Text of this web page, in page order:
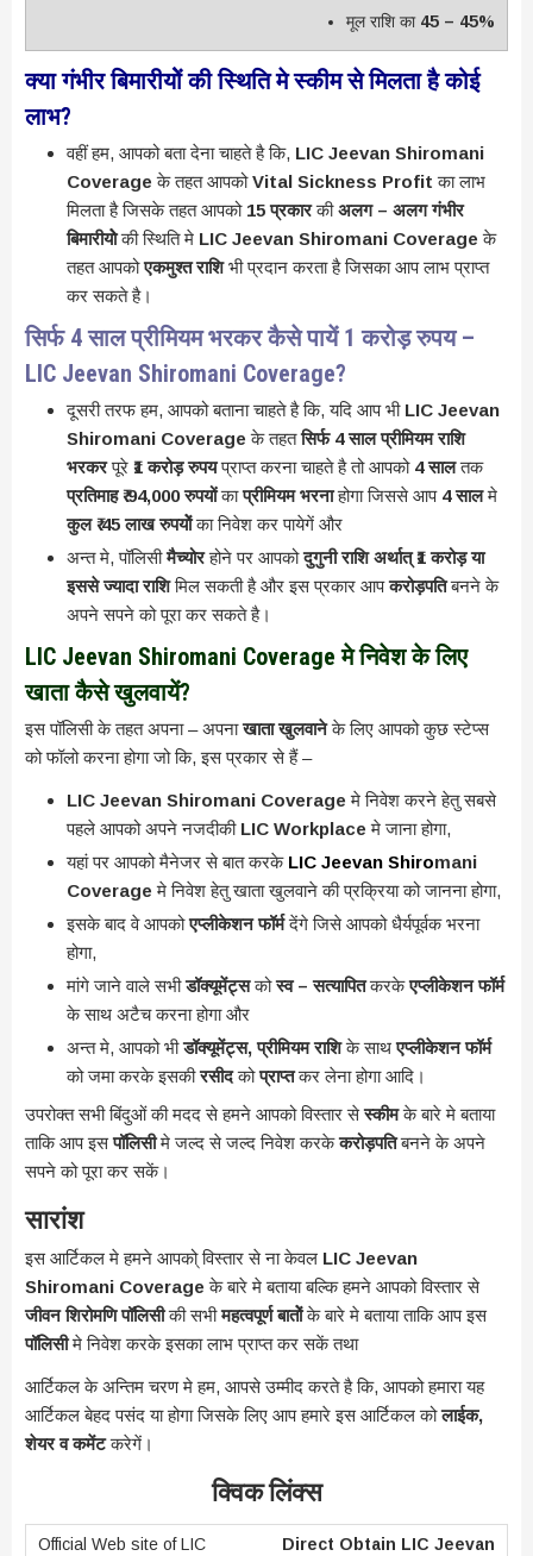
मूल राशि का 45 – 45%
क्या गंभीर बिमारीयोें की स्थिति मे स्कीम से मिलता है कोई
लाभ?
वहीं हम, आपको बता देना चाहते है कि, LIC Jeevan Shiromani
Coverage के तहत आपकोVital Sickness Profit का लाभ
मिलता है जिसके तहत आपको 15 प्रकारकीअलग – अलग गंभीर
बिमारीयोेकी स्थिति मे LIC Jeevan Shiromani Coverage के
तहत आपकोएकमुश्त राशिभी प्रदान करता है जिसका आप लाभ प्राप्त
कर सकते है।
सिर्फ 4 साल प्रीमियम भरकर कैसे पायें 1 करोड़ रुपय –
LIC Jeevan Shiromani Coverage?
दूसरी तरफ हम, आपको बताना चाहते है कि, यदि आप भी LIC Jeevan
Shiromani Coverage के तहतसिर्फ 4 साल प्रीमियम राशि
भरकरपूरे ₹1 करोड़ रुपयप्राप्त करना चाहते है तो आपको 4 सालतक
प्रतिमाह ₹ 94,000 रुपयोंकाप्रीमियम भरनाहोगा जिससे आप 4 सालमे
कुल ₹ 45 लाख रुपयोेंका निवेश कर पायेगें और
अन्त मे, पॉलिसीमैच्योरहोने पर आपकोदुगुनी राशि अर्थात् ₹1 करोड़ या
इससे ज्यादा राशिमिल सकती है और इस प्रकार आपकरोड़पतिबनने के
अपने सपने को पूरा कर सकते है।
LIC Jeevan Shiromani Coverage मे निवेश के लिए
खाता कैसे खुलवायें?
इस पॉलिसी के तहत अपना – अपनाखाता खुलवानेके लिए आपको कुछ स्टेप्स
को फॉलो करना होगा जो कि, इस प्रकार से हैं –
LIC Jeevan Shiromani Coverageमे निवेश करने हेतु सबसे
पहले आपको अपने नजदीकी LIC Workplace मे जाना होगा,
यहां पर आपको मैनेजर से बात करके LIC Jeevan Shiromani
Coverage मे निवेश हेतु खाता खुलवाने की प्रक्रिया को जानना होगा,
इसके बाद वे आपकोएप्लीकेशन फॉर्मदेंगे जिसे आपको धैर्यपूर्वक भरना
होगा,
मांगे जाने वाले सभीडॉक्यूमेंट्सकोस्व – सत्यापितकरकेएप्लीकेशन फॉर्म
के साथ अटैच करना होगा और
अन्त मे, आपको भीडॉक्यूमेंट्स, प्रीमियम राशिके साथएप्लीकेशन फॉर्म
को जमा करके इसकीरसीदकोप्राप्तकर लेना होगा आदि।
उपरोक्त सभी बिंदुओं की मदद से हमने आपको विस्तार सेस्कीमके बारे मे बताया
ताकि आप इसपॉलिसीमे जल्द से जल्द निवेश करकेकरोड़पतिबनने के अपने
सपने को पूरा कर सकें।
सारांश
इस आर्टिकल मे हमने आपको् विस्तार से ना केवल LIC Jeevan
Shiromani Coverage के बारे मे बताया बल्कि हमने आपको विस्तार से
जीवन शिरोमणि पॉलिसीकी सभीमहत्वपूर्ण बातोेंके बारे मे बताया ताकि आप इस
पॉलिसीमे निवेश करके इसका लाभ प्राप्त कर सकें तथा
आर्टिकल के अन्तिम चरण मे हम, आपसे उम्मीद करते है कि, आपको हमारा यह
आर्टिकल बेहद पसंद या होगा जिसके लिए आप हमारे इस आर्टिकल कोलाईक,
शेयर व कमेंटकरेगें।
क्विक लिंक्स
Direct Obtain LIC Jeevan